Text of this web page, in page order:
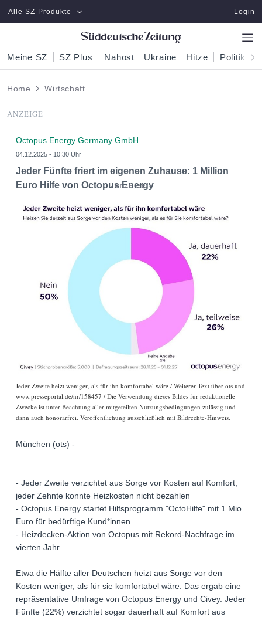
Zum Hauptinhalt springen
Alle SZ-Produkte Login
Meine SZ SZ Plus Nahost Ukraine Hitze Politik
Home Wirtschaft
ANZEIGE
Octopus Energy Germany GmbH
04.12.2025 - 10:30 Uhr
Jeder Fünfte friert im eigenen Zuhause: 1 Million
Euro Hilfe von Octopus Energy
Jeder Zweite heizt weniger, als für ihn komfortabel wäre / Weiterer Text über ots und
www.presseportal.de/nr/158457 / Die Verwendung dieses Bildes für redaktionelle
Zwecke ist unter Beachtung aller mitgeteilten Nutzungsbedingungen zulässig und
dann auch honorarfrei. Veröffentlichung ausschließlich mit Bildrechte-Hinweis.
München (ots) -
- Jeder Zweite verzichtet aus Sorge vor Kosten auf Komfort,
jeder Zehnte konnte Heizkosten nicht bezahlen
- Octopus Energy startet Hilfsprogramm "OctoHilfe" mit 1 Mio.
Euro für bedürftige Kund*innen
- Heizdecken-Aktion von Octopus mit Rekord-Nachfrage im
vierten Jahr
Etwa die Hälfte aller Deutschen heizt aus Sorge vor den
Kosten weniger, als für sie komfortabel wäre. Das ergab eine
repräsentative Umfrage von Octopus Energy und Civey. Jeder
Fünfte (22%) verzichtet sogar dauerhaft auf Komfort aus